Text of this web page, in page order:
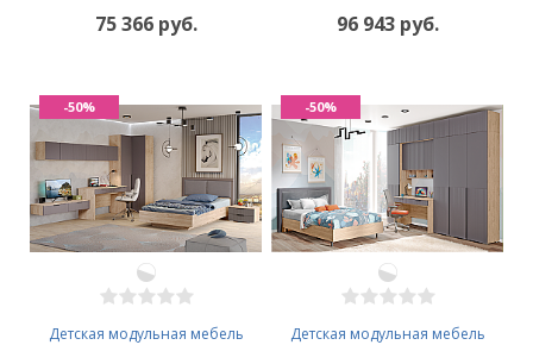
75 366 руб. 96 943 руб.
Детская модульная мебель
-50%
Детская модульная мебель
-50%